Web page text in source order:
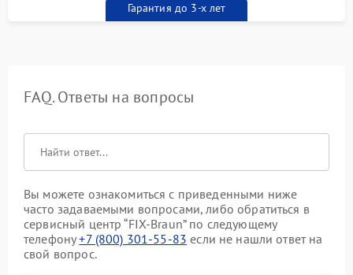
Гарантия до 3-х лет
FAQ. Ответы на вопросы
Вы можете ознакомиться с приведенными ниже
часто задаваемыми вопросами, либо обратиться в
сервисный центр “FIX-Braun” по следующему
телефону+7 (800) 301-55-83 если не нашли ответ на
свой вопрос.